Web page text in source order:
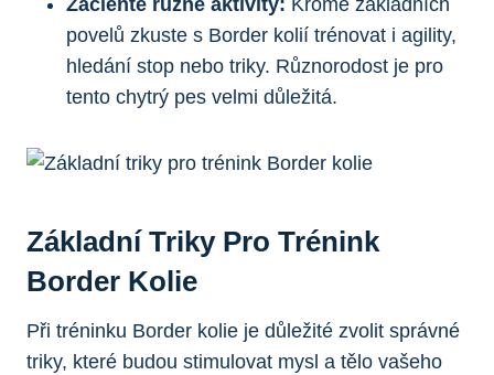
povelů zkuste s Border kolií trénovat i agility,
hledání stop nebo triky. Různorodost je pro
tento chytrý pes velmi důležitá.
Základní Triky Pro Trénink
Border Kolie
Při tréninku Border kolie je důležité zvolit správné
triky, které budou stimulovat mysl a tělo vašeho